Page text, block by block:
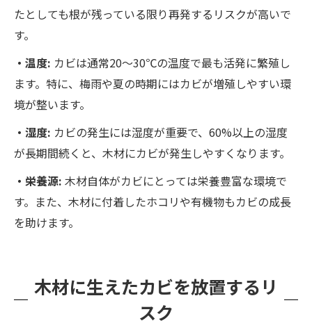
たとしても根が残っている限り再発するリスクが高いで
す。
・温度: カビは通常20〜30℃の温度で最も活発に繁殖し
ます。特に、梅雨や夏の時期にはカビが増殖しやすい環
境が整います。
・湿度: カビの発生には湿度が重要で、60%以上の湿度
が長期間続くと、木材にカビが発生しやすくなります。
・栄養源: 木材自体がカビにとっては栄養豊富な環境で
す。また、木材に付着したホコリや有機物もカビの成長
を助けます。
木材に生えたカビを放置するリ
スク